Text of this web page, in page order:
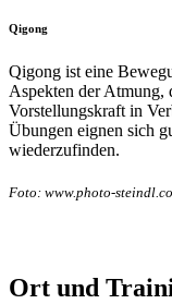
Qigong
Qigong ist eine
Aspekten der Atmung,
Vorstellungskraft in
Übungen eignen sich
wiederzufinden.
Foto: www.photo-
Ort und